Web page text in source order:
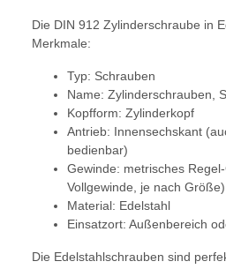
Die DIN 912 Zylinderschraube in
Merkmale:
Typ: Schrauben
Name: Zylinderschrauben,
Kopfform: Zylinderkopf
Antrieb: Innensechskant
bedienbar)
Gewinde: metrisches
Vollgewinde, je nach Größe)
Material: Edelstahl
Einsatzort: Außenbereich
Die Edelstahlschrauben sind